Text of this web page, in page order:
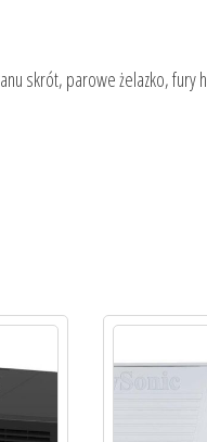
skrót, parowe żelazko,